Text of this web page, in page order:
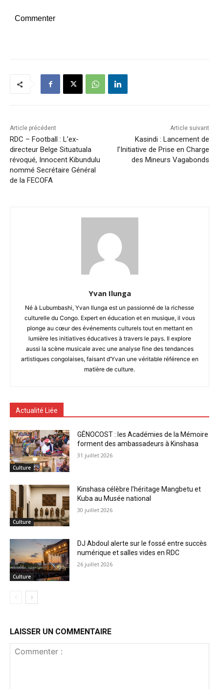
Commenter
Article précédent
RDC – Football : L’ex-
directeur Belge Situatuala
révoqué, Innocent Kibundulu
nommé Secrétaire Général
de la FECOFA
Article suivant
Kasindi : Lancement de
l’Initiative de Prise en Charge
des Mineurs Vagabonds
Yvan Ilunga
Né à Lubumbashi, Yvan Ilunga est un passionné de la richesse
culturelle du Congo. Expert en éducation et en musique, il vous
plonge au cœur des événements culturels tout en mettant en
lumière les initiatives éducatives à travers le pays. Il explore
aussi la scène musicale avec une analyse fine des tendances
artistiques congolaises, faisant d’Yvan une véritable référence en
matière de culture.
Actualité Liée
Culture
GÉNOCOST : les Académies de la Mémoire
forment des ambassadeurs à Kinshasa
31 juillet 2026
Culture
Kinshasa célèbre l’héritage Mangbetu et
Kuba au Musée national
30 juillet 2026
Culture
DJ Abdoul alerte sur le fossé entre succès
numérique et salles vides en RDC
26 juillet 2026
LAISSER UN COMMENTAIRE